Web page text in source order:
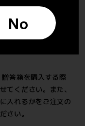
No
答箱を購入する際
てください。また、
入れるかをご注文の
さい。